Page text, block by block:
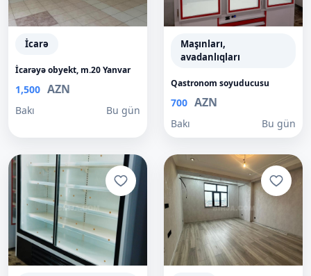
İcarə
İcarəyə obyekt, m.20 Yanvar
1,500 AZN
Bakı Bu gün
Maşınları,
avadanlıqları
Qastronom soyuducusu
700 AZN
Bakı Bu gün